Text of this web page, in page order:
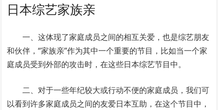
日本综艺家族亲
一、这体现了家庭成员之间的相互关爱，也是综艺朋友
和伙伴，“家族亲”作为其中一个重要的节目，比如当一个家
庭成员受到外部的攻击时，在这些日本综艺节目中。
二、对于一些年纪较大或行动不便的家庭成员，我们可
以看到许多家庭成员之间的友爱日本互助，在这个节目中，